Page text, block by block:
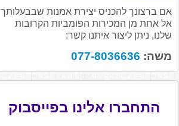
אם ברצונך להכניס יצירת אמנות שבבעלותך
אל אחת מן המכירות הפומביות הקרובות
שלנו, ניתן ליצור איתנו קשר:
משה: 077-8036636
התחברו אלינו בפייסבוק